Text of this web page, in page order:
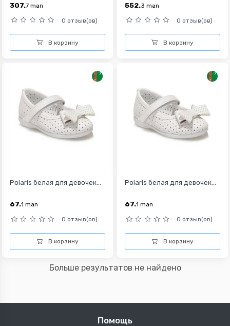
307.7 man
0 отзыв(ов)
В корзину
552.3 man
0 отзыв(ов)
В корзину
Polaris белая для девочек...
67.1 man
0 отзыв(ов)
В корзину
Polaris белая для девочек...
67.1 man
0 отзыв(ов)
В корзину
Больше результатов не найдено
Помощь